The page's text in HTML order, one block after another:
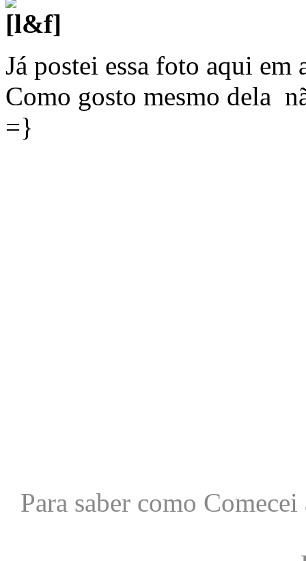
Já postei essa foto aqui em
Como gosto mesmo dela
=}
Para saber como